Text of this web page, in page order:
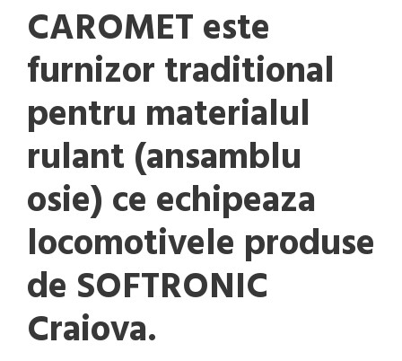
CAROMET este
furnizor traditional
pentru materialul
rulant (ansamblu
osie) ce echipeaza
locomotivele produse
de SOFTRONIC
Craiova.